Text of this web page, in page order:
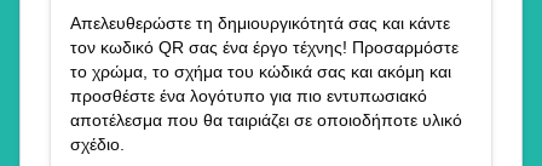
Απελευθερώστε τη δημιουργικότητά σας και κάντε
τον κωδικό QR σας ένα έργο τέχνης! Προσαρμόστε
το χρώμα, το σχήμα του κώδικά σας και ακόμη και
προσθέστε ένα λογότυπο για πιο εντυπωσιακό
αποτέλεσμα που θα ταιριάζει σε οποιοδήποτε υλικό
σχέδιο.